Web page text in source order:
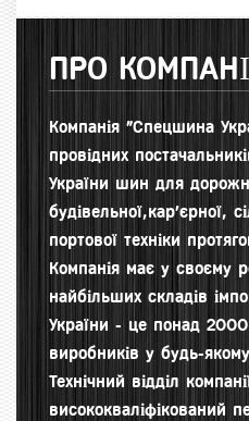
ПРО
Компанія "Спецшина
провідних
України шин для д
будівельної,кар'єрної,
портової техніки
Компанія має у своєму
найбільших складів
України - це понад 2000
виробників у будь-
Технічний відділ
висококваліфікований